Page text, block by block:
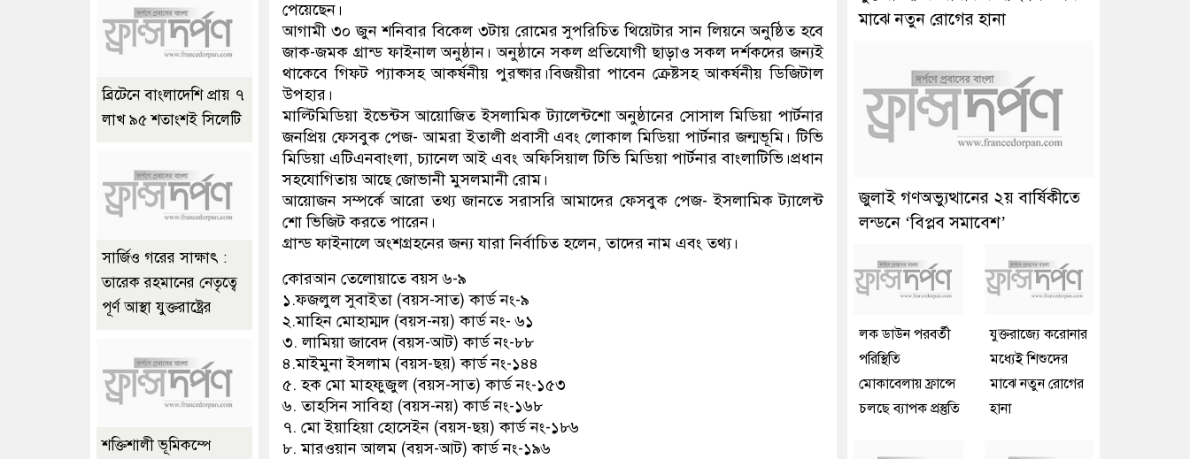
পেয়েছেন।
আগামী ৩০ জুন শনিবার বিকেল ৩টায় রোমের সুপরিচিত থিয়েটার সান লিয়নে অনুষ্ঠিত হবে
জাক-জমক গ্রান্ড ফাইনাল অনুষ্ঠান। অনুষ্ঠানে সকল প্রতিযোগী ছাড়াও সকল দর্শকদের জন্যই
থাকেবে গিফট প্যাকসহ আকর্ষনীয় পুরষ্কার।বিজয়ীরা পাবেন ক্রেষ্টসহ আকর্ষনীয় ডিজিটাল
উপহার।
মাল্টিমিডিয়া ইভেন্টস আয়োজিত ইসলামিক ট্যালেন্টশো অনুষ্ঠানের সোসাল মিডিয়া পার্টনার
জনপ্রিয় ফেসবুক পেজ- আমরা ইতালী প্রবাসী এবং লোকাল মিডিয়া পার্টনার জন্মভূমি। টিভি
মিডিয়া এটিএনবাংলা, চ্যানেল আই এবং অফিসিয়াল টিভি মিডিয়া পার্টনার বাংলাটিভি।প্রধান
সহযোগিতায় আছে জোভানী মুসলমানী রোম।
আয়োজন সম্পর্কে আরো তথ্য জানতে সরাসরি আমাদের ফেসবুক পেজ- ইসলামিক ট্যালেন্ট
শো ভিজিট করতে পারেন।
গ্রান্ড ফাইনালে অংশগ্রহনের জন্য যারা নির্বাচিত হলেন, তাদের নাম এবং তথ্য।
কোরআন তেলোয়াতে বয়স ৬-৯
১.ফজলুল সুবাইতা (বয়স-সাত) কার্ড নং-৯
২.মাহিন মোহাম্মদ (বয়স-নয়) কার্ড নং- ৬১
৩. লামিয়া জাবেদ (বয়স-আট) কার্ড নং-৮৮
৪.মাইমুনা ইসলাম (বয়স-ছয়) কার্ড নং-১৪৪
৫. হক মো মাহফুজুল (বয়স-সাত) কার্ড নং-১৫৩
৬. তাহসিন সাবিহা (বয়স-নয়) কার্ড নং-১৬৮
৭. মো ইয়াহিয়া হোসেইন (বয়স-ছয়) কার্ড নং-১৮৬
৮. মারওয়ান আলম (বয়স-আট) কার্ড নং-১৯৬
ব্রিটেনে বাংলাদেশি প্রায় ৭
লাখ ৯৫ শতাংশই সিলেটি
সার্জিও গরের সাক্ষাৎ :
তারেক রহমানের নেতৃত্বে
পূর্ণ আস্থা যুক্তরাষ্ট্রের
শক্তিশালী ভূমিকম্পে
মাঝে নতুন রোগের হানা
জুলাই গণঅভ্যুত্থানের ২য় বার্ষিকীতে
লন্ডনে ‘বিপ্লব সমাবেশ’
লক ডাউন পরবর্তী
পরিস্থিতি
মোকাবেলায় ফ্রান্সে
চলছে ব্যাপক প্রস্তুতি
যুক্তরাজ্যে করোনার
মধ্যেই শিশুদের
মাঝে নতুন রোগের
হানা